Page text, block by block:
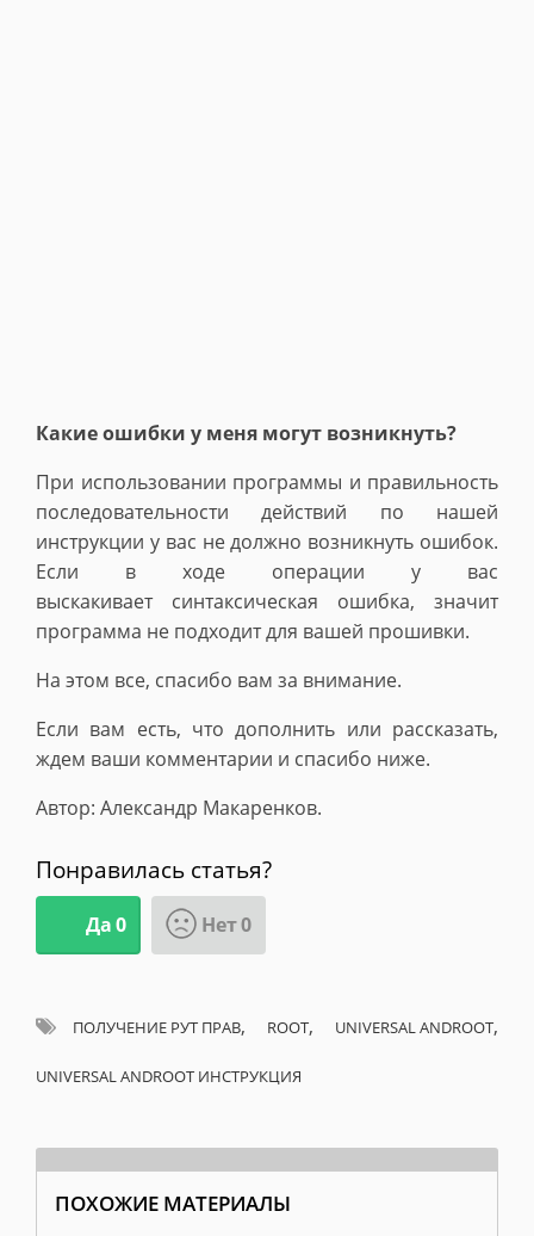
Какие ошибки у меня могут возникнуть?
При использовании программы и правильность
последовательности действий по нашей
инструкции у вас не должно возникнуть ошибок.
Если в ходе операции у вас
выскакивает синтаксическая ошибка, значит
программа не подходит для вашей прошивки.
На этом все, спасибо вам за внимание.
Если вам есть, что дополнить или рассказать,
ждем ваши комментарии и спасибо ниже.
Автор: Александр Макаренков.
Понравилась статья?
Да0 Нет0
ПОЛУЧЕНИЕ РУТ ПРАВ, ROOT, UNIVERSAL ANDROOT,
UNIVERSAL ANDROOT ИНСТРУКЦИЯ
ПОХОЖИЕ МАТЕРИАЛЫ